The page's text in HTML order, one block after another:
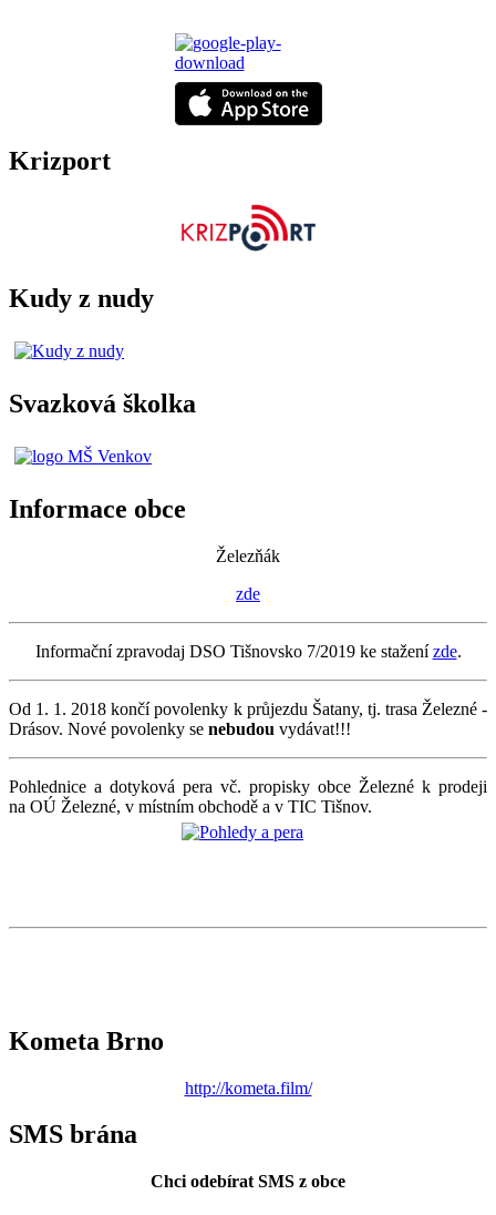
Krizport
Kudy z nudy
Svazková školka
Informace obce
Železňák
zde
Informační zpravodaj DSO Tišnovsko 7/2019 ke staženízde.
Od 1. 1. 2018 končí povolenky k průjezdu Šatany, tj. trasa Železné -
Drásov. Nové povolenky se nebudou vydávat!!!
Pohlednice a dotyková pera vč. propisky obce Železné k prodeji
na OÚ Železné, v místním obchodě a v TIC Tišnov.
Kometa Brno
http://kometa.film/
SMS brána
Chci odebírat SMS z obce